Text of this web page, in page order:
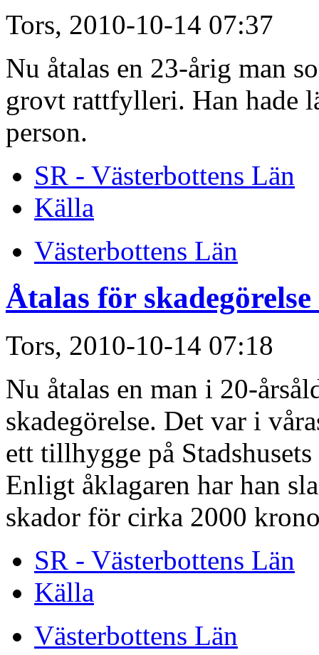
Tors, 2010-10-14 07:37
Nu åtalas en 23-årig man
grovt rattfylleri. Han hade
person.
SR - Västerbottens Län
Källa
Västerbottens Län
Åtalas för
Tors, 2010-10-14 07:18
Nu åtalas en man i 20-
skadegörelse. Det var i
ett tillhygge på
Enligt åklagaren har han
skador för cirka 2000
SR - Västerbottens Län
Källa
Västerbottens Län